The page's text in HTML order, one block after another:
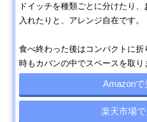
ドイッチを種類ごとに分けたり
入れたりと、アレンジ自在です。
食べ終わった後はコンパクトに
時もカバンの中でスペースを取り
Amazonで
楽天市場で